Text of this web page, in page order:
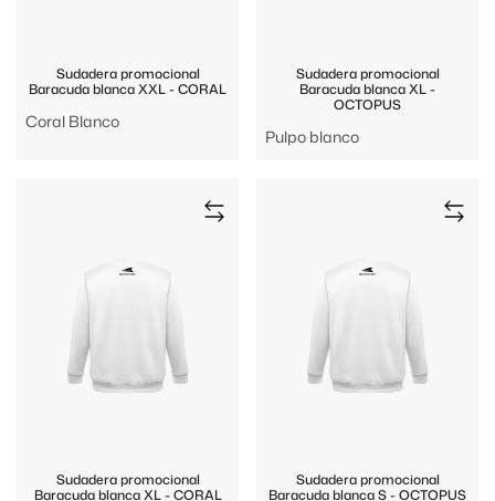
Sudadera promocional
Baracuda blanca XXL - CORAL
Coral Blanco
Sudadera promocional
Baracuda blanca XL -
OCTOPUS
Pulpo blanco
Sudadera promocional
Baracuda blanca XL - CORAL
Sudadera promocional
Baracuda blanca S - OCTOPUS